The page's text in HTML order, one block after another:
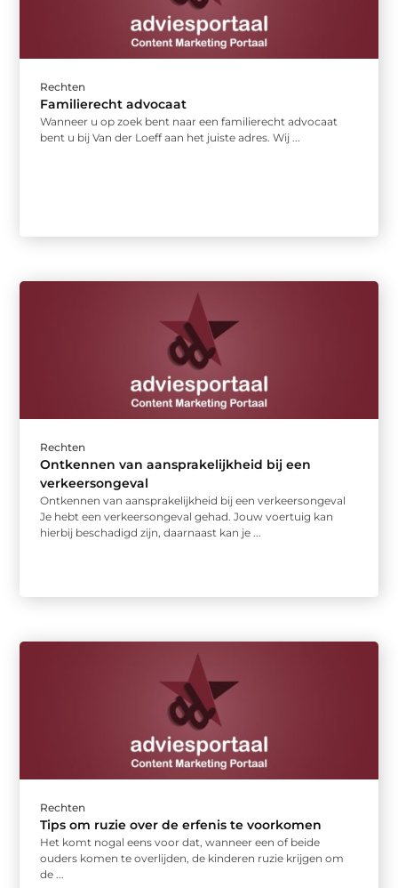
Rechten
Familierecht advocaat
Wanneer u op zoek bent naar een familierecht advocaat
bent u bij Van der Loeff aan het juiste adres. Wij ...
Rechten
Ontkennen van aansprakelijkheid bij een
verkeersongeval
Ontkennen van aansprakelijkheid bij een verkeersongeval
Je hebt een verkeersongeval gehad. Jouw voertuig kan
hierbij beschadigd zijn, daarnaast kan je ...
Rechten
Tips om ruzie over de erfenis te voorkomen
Het komt nogal eens voor dat, wanneer een of beide
ouders komen te overlijden, de kinderen ruzie krijgen om
de ...